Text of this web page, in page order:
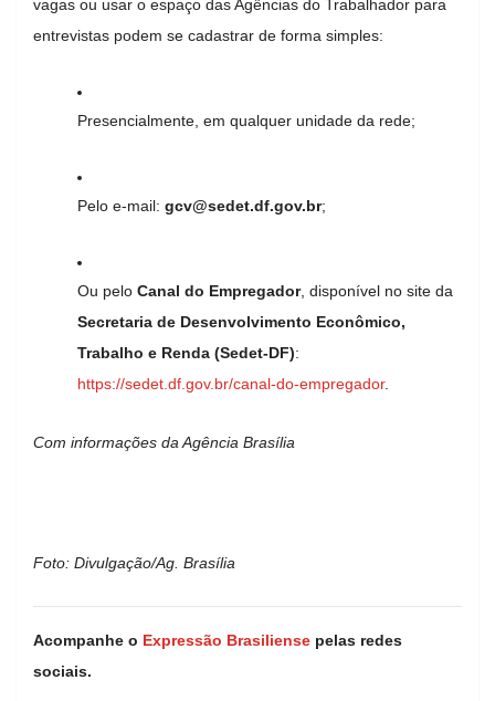
vagas ou usar o espaço das Agências do Trabalhador para
entrevistas podem se cadastrar de forma simples:
Presencialmente, em qualquer unidade da rede;
Pelo e-mail: gcv@sedet.df.gov.br;
Ou pelo Canal do Empregador, disponível no site da
Secretaria de Desenvolvimento Econômico,
Trabalho e Renda (Sedet-DF):
https://sedet.df.gov.br/canal-do-empregador.
Com informações da Agência Brasília
Foto: Divulgação/Ag. Brasília
Acompanhe o Expressão Brasiliense pelas redes
sociais.